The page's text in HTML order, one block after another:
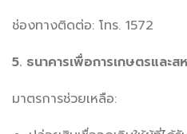
ช่องทางติดต่อ: โทร. 1572
5. ธนาคารเพื่อการเกษตรและ
มาตรการช่วยเหลือ: